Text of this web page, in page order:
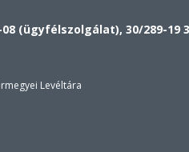
(ügyfélszolgálat), 30/289-19
Levéltára